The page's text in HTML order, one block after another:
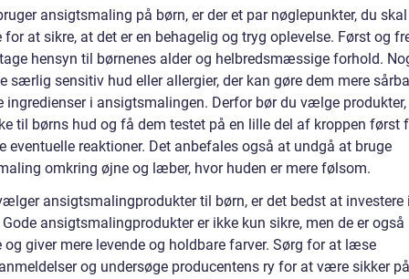
ansigtsmaling på børn, er der et par nøglepunkter, du skal
for at sikre, at det er en behagelig og tryg oplevelse. Først og
hensyn til børnenes alder og helbredsmæssige forhold.
særlig sensitiv hud eller allergier, der kan gøre dem mere
ingredienser i ansigtsmalingen. Derfor bør du vælge produkter,
til børns hud og få dem testet på en lille del af kroppen først
eventuelle reaktioner. Det anbefales også at undgå at bruge
omkring øjne og læber, hvor huden er mere følsom.
ansigtsmalingprodukter til børn, er det bedst at investere
ansigtsmalingprodukter er ikke kun sikre, men de er også
og giver mere levende og holdbare farver. Sørg for at læse
og undersøge producentens ry for at være sikker